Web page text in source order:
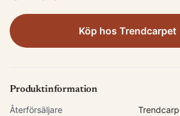
Köp hos Trendcarpet
Produktinformation
Återförsäljare